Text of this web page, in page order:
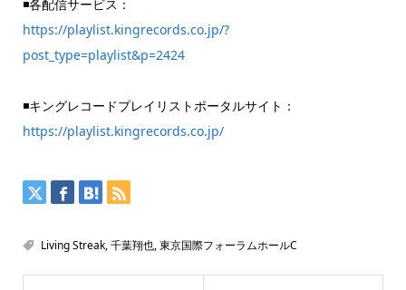
◾️各配信サービス：
https://playlist.kingrecords.co.jp/?
post_type=playlist&p=2424
◾️キングレコードプレイリストポータルサイト：
https://playlist.kingrecords.co.jp/
Living Streak,千葉翔也,東京国際フォーラムホールC